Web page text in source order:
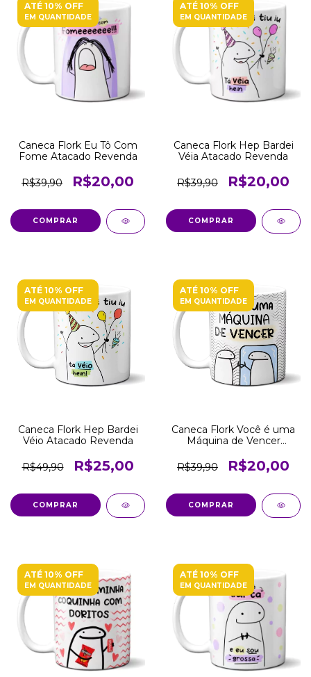
ATÉ 10% OFF
EM QUANTIDADE
Caneca Flork Eu Tô Com
Fome Atacado Revenda
R$39,90 R$20,00
COMPRAR
ATÉ 10% OFF
EM QUANTIDADE
Caneca Flork Hep Bardei
Véia Atacado Revenda
R$39,90 R$20,00
COMPRAR
ATÉ 10% OFF
EM QUANTIDADE
Caneca Flork Hep Bardei
Véio Atacado Revenda
R$49,90 R$25,00
COMPRAR
ATÉ 10% OFF
EM QUANTIDADE
Caneca Flork Você é uma
Máquina de Vencer
R$39,90
R$20,00
COMPRAR
ATÉ 10% OFF
EM QUANTIDADE
ATÉ 10% OFF
EM QUANTIDADE